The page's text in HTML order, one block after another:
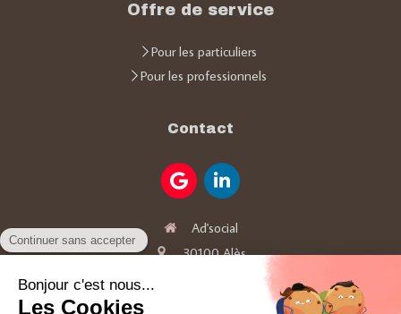
Offre de service
Pour les particuliers
Pour les professionnels
Contact
Ad'social
30100Alès
Adsocial30@gmail.com